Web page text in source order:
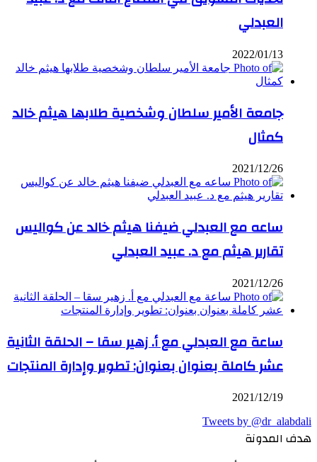
العبدلي
2022/01/13
جامعة الأمير سلطان وشخصية طلابها هيثم خالد
كمثال
2021/12/26
ساعه مع العبدلي ضيفنا هيثم خالد عن كواليس
تقارير هيثم مع د. عبيد العبدلي
2021/12/26
ساعة مع العبدلي مع أ. زهير سقا – الحلقة الثانية
عشر كاملة بعنوان بعنوان: تطوير وإدارة المنتجات
2021/12/19
Tweets by @dr_alabdali
هدف المدونة